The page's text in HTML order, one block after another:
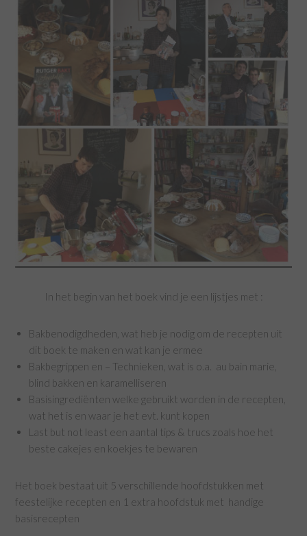
In het begin van het boek vind je een lijstjes met :
Bakbenodigdheden, wat heb je nodig om de recepten uit
dit boek te maken en wat kan je ermee
Bakbegrippen en – Technieken, wat is o.a. au bain marie,
blind bakken en karamelliseren
Basisingrediënten welke gebruikt worden in de recepten,
wat het is en waar je het evt. kunt kopen
Last but not least een aantal tips & trucs zoals hoe het
beste cakejes en koekjes te bewaren
Het boek bestaat uit 5 verschillende hoofdstukken met
feestelijke recepten en 1 extra hoofdstuk met handige
basisrecepten